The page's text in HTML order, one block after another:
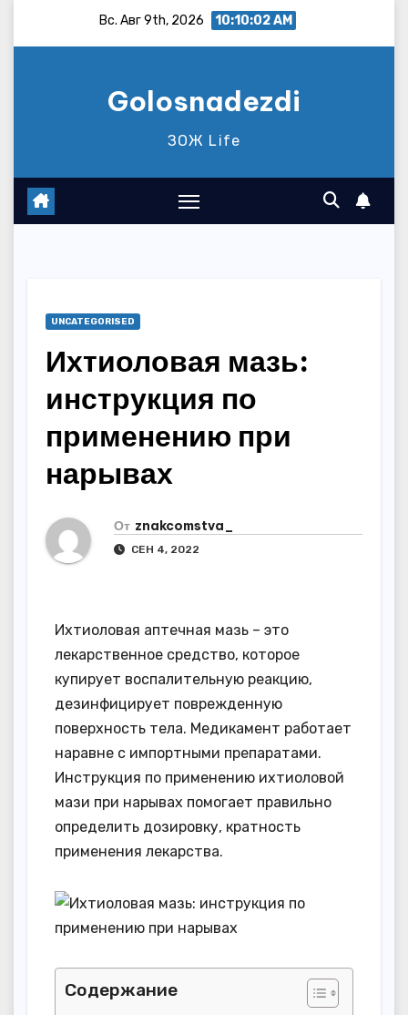
Вс. Авг 9th, 2026 10:10:03 AM
Golosnadezdi
ЗОЖ Life
UNCATEGORISED
Ихтиоловая мазь:
инструкция по
применению при
нарывах
От znakcomstva_
СЕН 4, 2022
Ихтиоловая аптечная мазь – это
лекарственное средство, которое
купирует воспалительную реакцию,
дезинфицирует поврежденную
поверхность тела. Медикамент работает
наравне с импортными препаратами.
Инструкция по применению ихтиоловой
мази при нарывах помогает правильно
определить дозировку, кратность
применения лекарства.
Содержание